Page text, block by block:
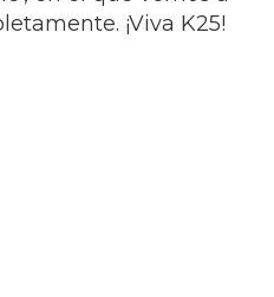
¡Viva K25!